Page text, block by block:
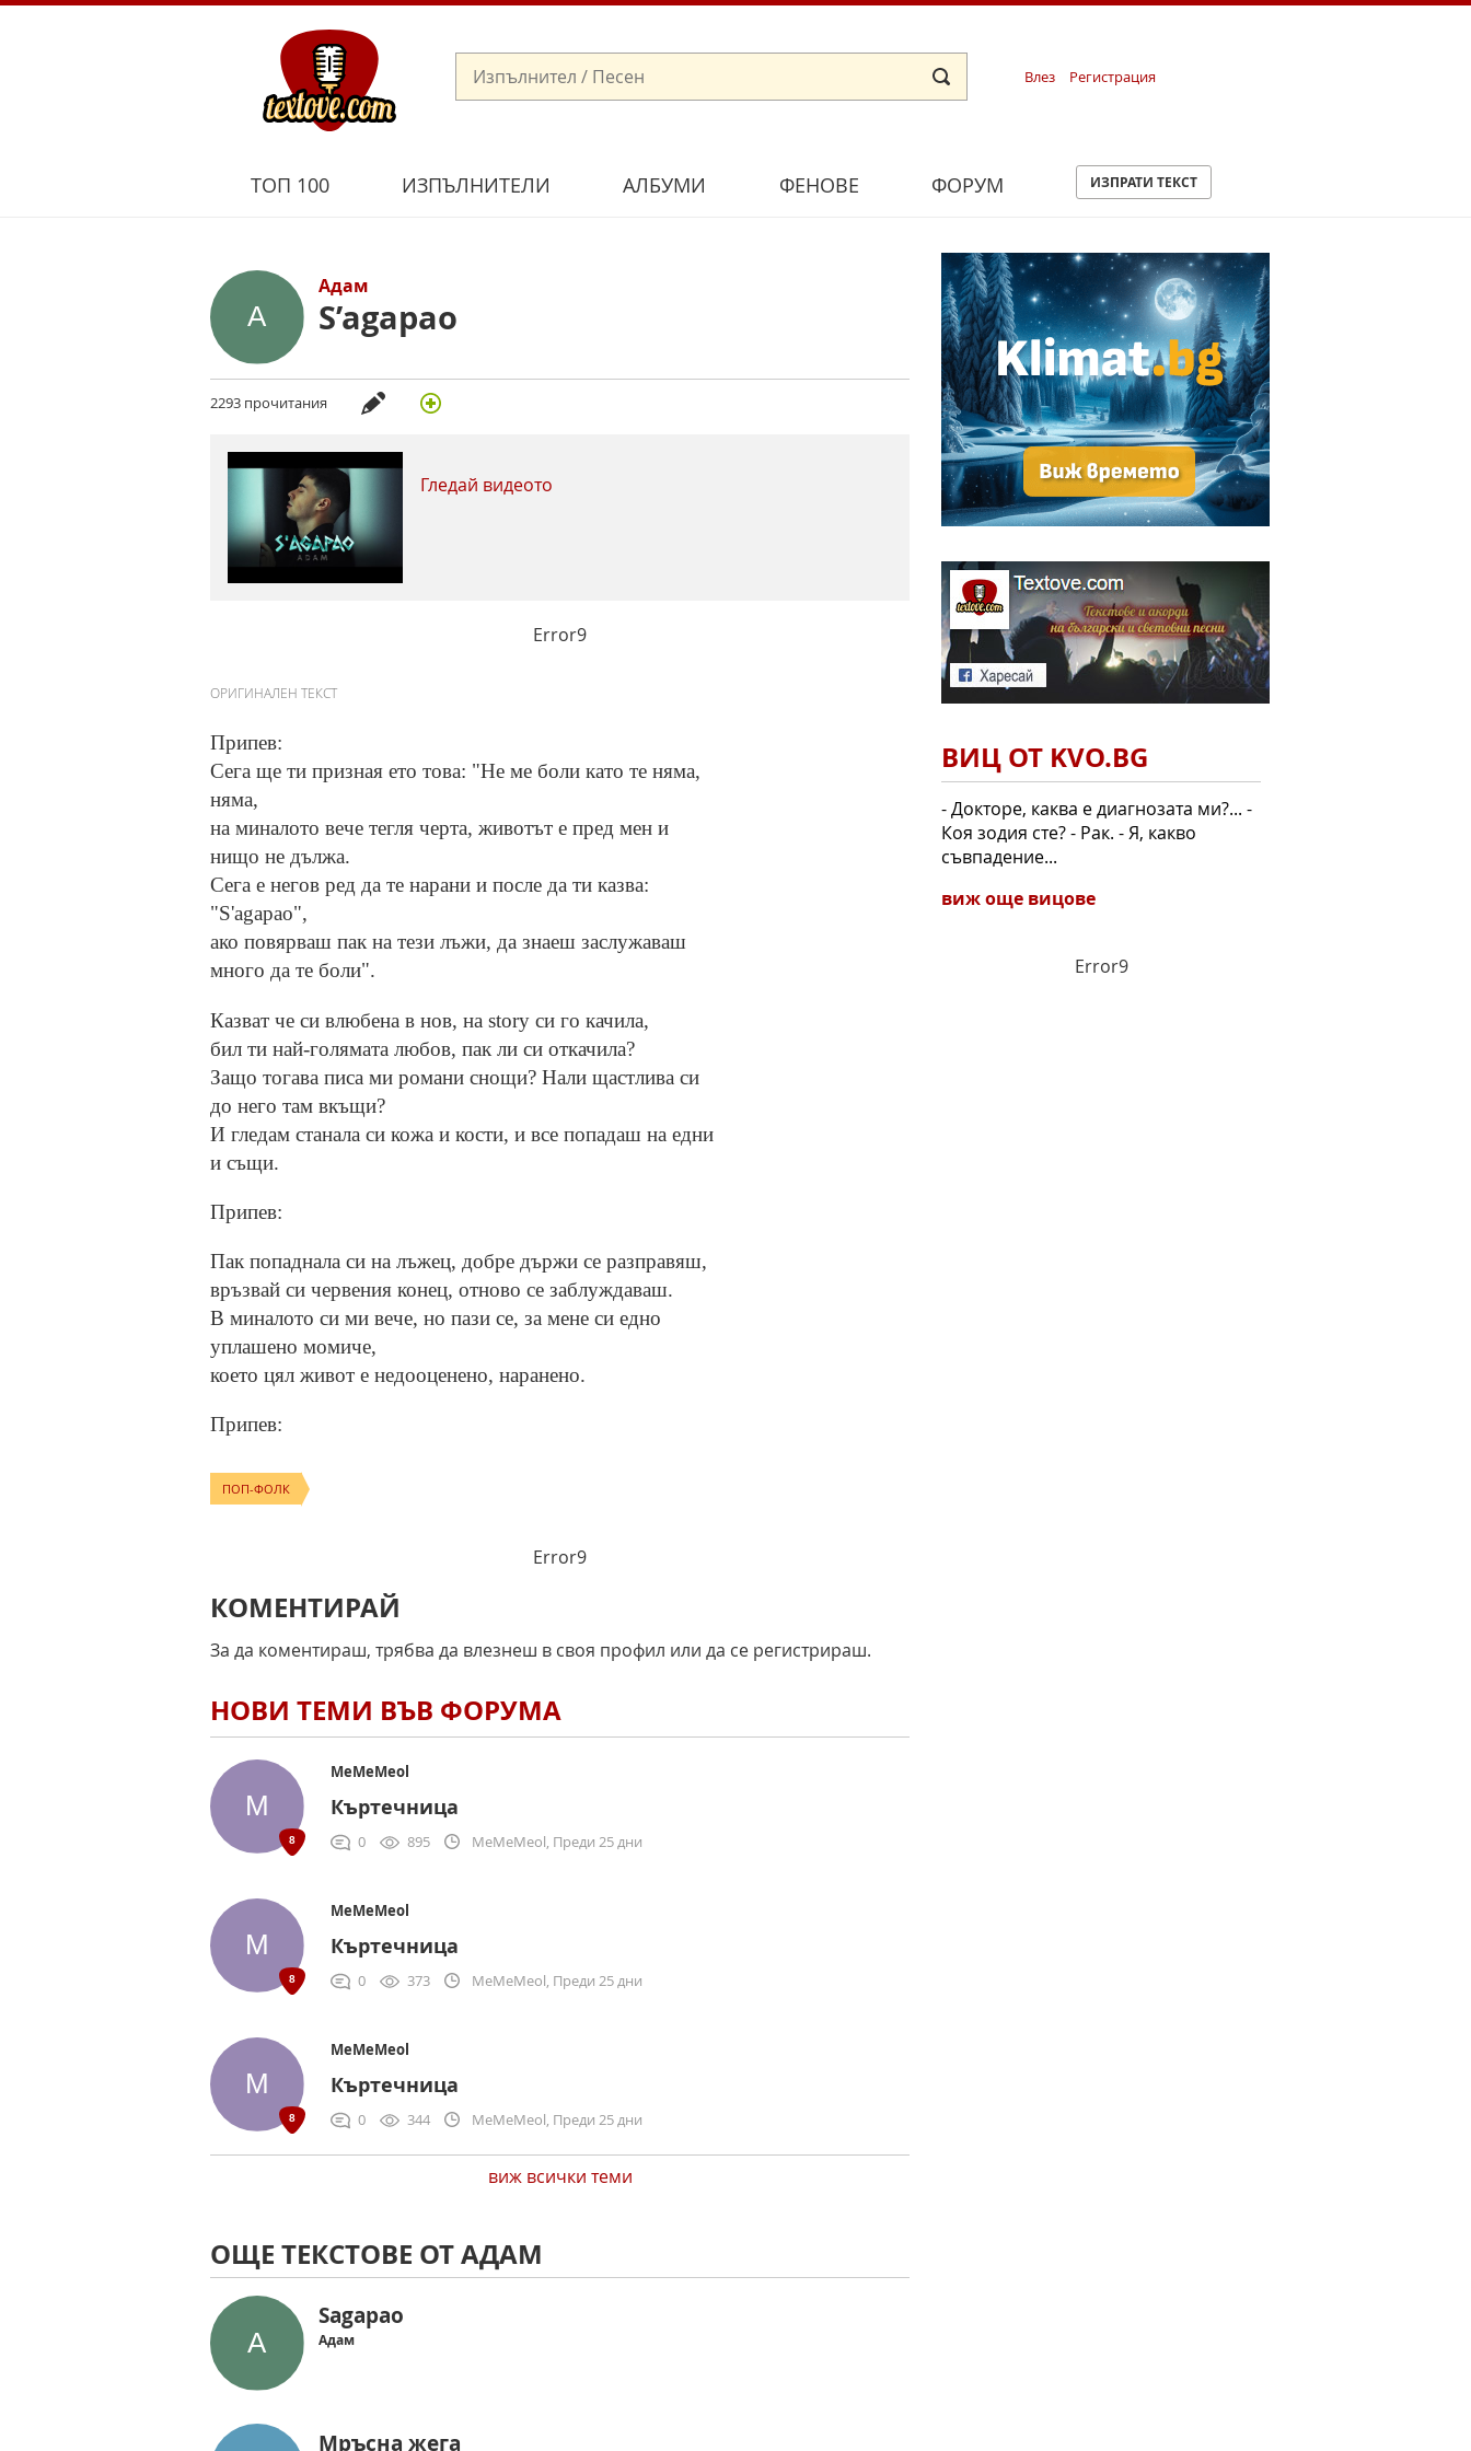
Влез Регистрация
ТОП 100 ИЗПЪЛНИТЕЛИ АЛБУМИ ФЕНОВЕ ФОРУМ ИЗПРАТИ ТЕКСТ
Адам
S’agapao
2293 прочитания
Гледай видеото
Error9
ОРИГИНАЛЕН ТЕКСТ
Припев:
Сега ще ти призная ето това: "Не ме боли като те няма,
няма,
на миналото вече тегля черта, животът е пред мен и
нищо не дължа.
Сега е негов ред да те нарани и после да ти казва:
"S'agapao",
ако повярваш пак на тези лъжи, да знаеш заслужаваш
много да те боли".
Казват че си влюбена в нов, на story си го качила,
бил ти най-голямата любов, пак ли си откачила?
Защо тогава писа ми романи снощи? Нали щастлива си
до него там вкъщи?
И гледам станала си кожа и кости, и все попадаш на едни
и същи.
Припев:
Пак попаднала си на лъжец, добре държи се разправяш,
връзвай си червения конец, отново се заблуждаваш.
В миналото си ми вече, но пази се, за мене си едно
уплашено момиче,
което цял живот е недооценено, наранено.
Припев:
ПОП-ФОЛК
Error9
КОМЕНТИРАЙ
За да коментираш, трябва да влезнеш в своя профил или да се регистрираш.
НОВИ ТЕМИ ВЪВ ФОРУМА
MeMeMeol
Къртечница
0 895 MeMeMeol, Преди 25 дни
MeMeMeol
Къртечница
0 373 MeMeMeol, Преди 25 дни
MeMeMeol
Къртечница
0 344 MeMeMeol, Преди 25 дни
виж всички теми
ОЩЕ ТЕКСТОВЕ ОТ АДАМ
Sagapao
Адам
Мръсна жега
ВИЦ ОТ KVO.BG
- Докторе, каква е диагнозата ми?... -
Коя зодия сте? - Рак. - Я, какво
съвпадение...
виж още вицове
Error9